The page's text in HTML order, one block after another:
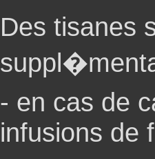
Des tisanes
- en cas de
infusions de